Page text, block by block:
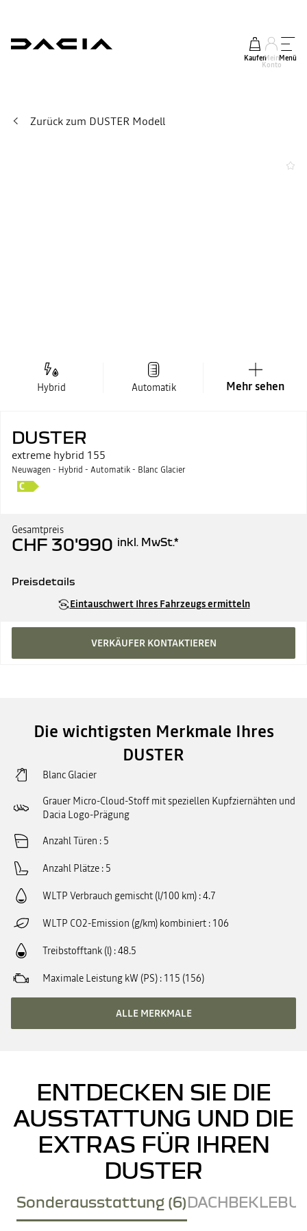
KaufenMein
Konto
Menü
Zurück zum DUSTER Modell
Hybrid Automatik Mehr sehen
DUSTER
extreme hybrid 155
Neuwagen - Hybrid - Automatik - Blanc Glacier
Gesamtpreis
CHF 30'990 inkl. MwSt.*
Preisdetails
Eintauschwert Ihres Fahrzeugs ermitteln
VERKÄUFER KONTAKTIEREN
Die wichtigsten Merkmale Ihres
DUSTER
Blanc Glacier
Grauer Micro-Cloud-Stoff mit speziellen Kupfziernähten und
Dacia Logo-Prägung
Anzahl Türen 5
Anzahl Plätze 5
WLTP Verbrauch gemischt (l/100 km) 4.7
WLTP CO2-Emission (g/km) kombiniert 106
Treibstofftank (l) 48.5
Maximale Leistung kW (PS) 115 (156)
ALLE MERKMALE
ENTDECKEN SIE DIE
AUSSTATTUNG UND DIE
EXTRAS FÜR IHREN
DUSTER
Sonderausstattung (6)